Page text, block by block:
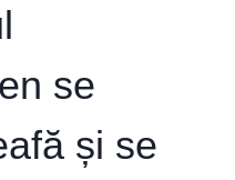
se
și se